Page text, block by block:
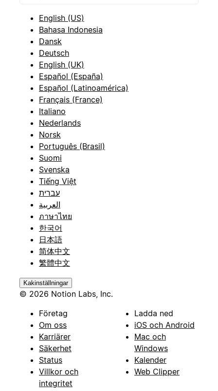
English (US)
Bahasa Indonesia
Dansk
Deutsch
English (UK)
Español (España)
Español (Latinoamérica)
Français (France)
Italiano
Nederlands
Norsk
Português (Brasil)
Suomi
Svenska
Tiếng Việt
עברית
العربية
ภาษาไทย
한국어
日本語
简体中文
繁體中文
Kakinställningar
© 2026 Notion Labs, Inc.
Företag
Om oss
Karriärer
Säkerhet
Status
Villkor och
integritet
Ladda ned
iOS och Android
Mac och
Windows
Kalender
Web Clipper